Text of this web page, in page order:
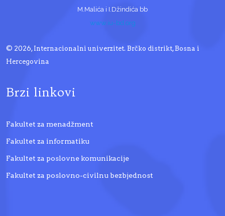
M.Malića i I.Džindića bb
www.iu-bd.org
© 2026, Internacionalni univerzitet. Brčko distrikt, Bosna i
Hercegovina
Brzi linkovi
Fakultet za menadžment
Fakultet za informatiku
Fakultet za poslovne komunikacije
Fakultet za poslovno-civilnu bezbjednost